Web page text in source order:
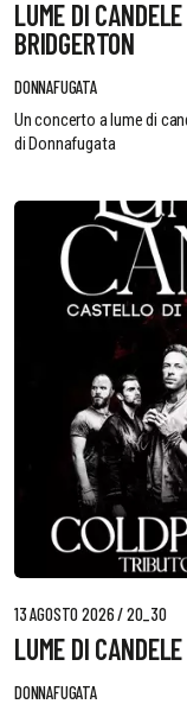
LUME DI
BRIDGERTON
DONNAFUGATA
Un concerto a lume di
di Donnafugata
13 AGOSTO 2026 / 20_30
LUME DI
DONNAFUGATA